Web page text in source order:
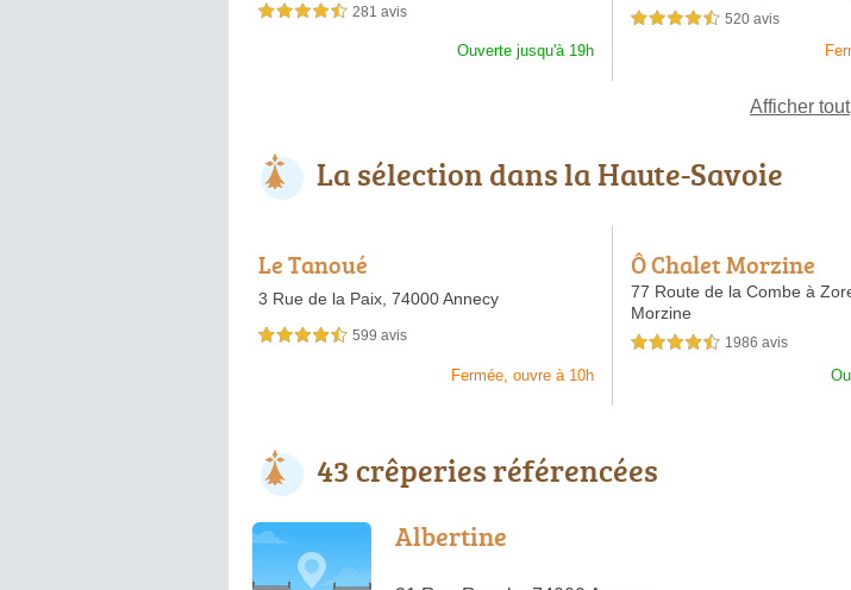
4,5 étoiles sur 5 281 avis
Ouverte jusqu'à 19h
4,5 étoiles sur 5 520 avis
Afficher tout
La sélection dans la Haute-Savoie
Le Tanoué
3 Rue de la Paix, 74000 Annecy
4,5 étoiles sur 5 599 avis
Fermée, ouvre à 10h
Ô Chalet Morzine
77 Route de la Combe à
Morzine
4,5 étoiles sur 5 1986 avis
43 crêperies référencées
Albertine